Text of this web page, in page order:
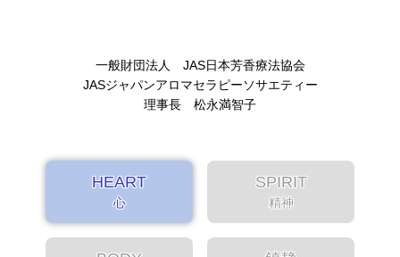
一般財団法人 JAS日本芳香療法協会
JASジャパンアロマセラピーソサエティー
理事長 松永満智子
HEART
心
SPIRIT
精神